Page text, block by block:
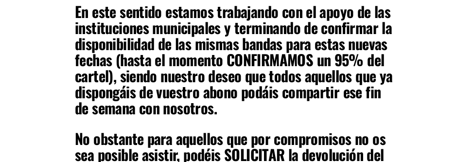
En este sentido estamos trabajando con el apoyo de las
instituciones municipales y terminando de confirmar la
disponibilidad de las mismas bandas para estas nuevas
fechas (hasta el momento CONFIRMAMOS un 95% del
cartel), siendo nuestro deseo que todos aquellos que ya
dispongáis de vuestro abono podáis compartir ese fin
de semana con nosotros.
No obstante para aquellos que por compromisos no os
sea posible asistir, podéis SOLICITAR la devolución del